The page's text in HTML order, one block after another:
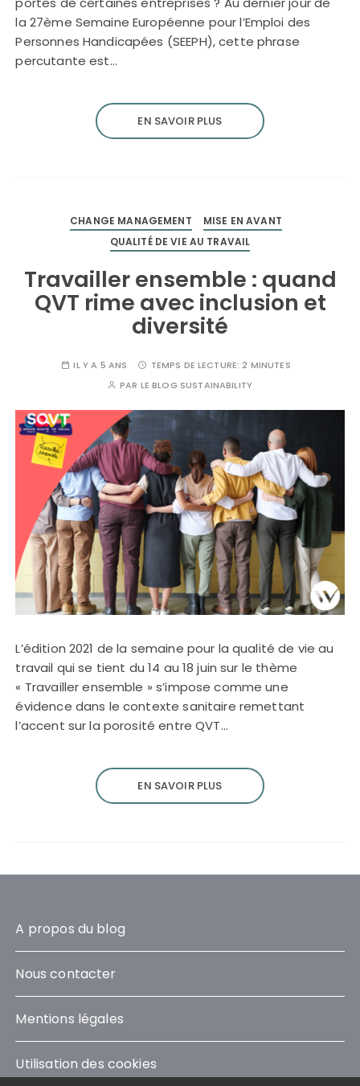
la 27ème Semaine Européenne pour l’Emploi des
Personnes Handicapées (SEEPH), cette phrase
percutante est…
EN SAVOIR PLUS
CHANGE MANAGEMENT
MISE EN AVANT
QUALITÉ DE VIE AU TRAVAIL
Travailler ensemble : quand
QVT rime avec inclusion et
diversité
IL Y A 5 ANS TEMPS DE LECTURE:2 MINUTES
PAR LE BLOG SUSTAINABILITY
L’édition 2021 de la semaine pour la qualité de vie au
travail qui se tient du 14 au 18 juin sur le thème
« Travailler ensemble » s’impose comme une
évidence dans le contexte sanitaire remettant
l’accent sur la porosité entre QVT…
EN SAVOIR PLUS
A propos du blog
Nous contacter
Mentions légales
Utilisation des cookies